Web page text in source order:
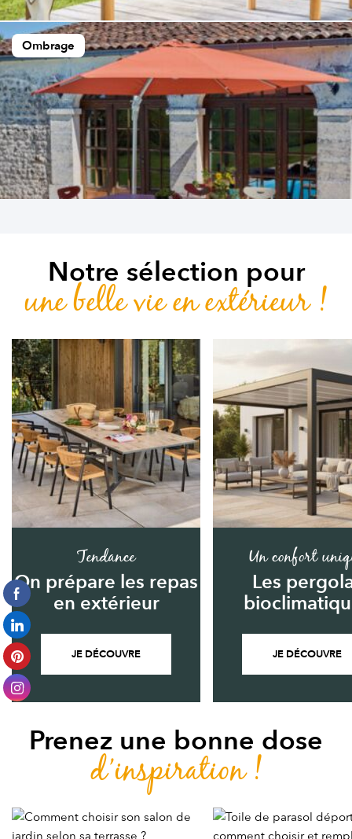
Ombrage
Notre sélection pour
une belle vie en extérieur !
Tendance
On prépare les repas
en extérieur
JE DÉCOUVRE
Un confort
Les
JE DÉCOUVRE
Prenez une bonne dose
d’inspiration !